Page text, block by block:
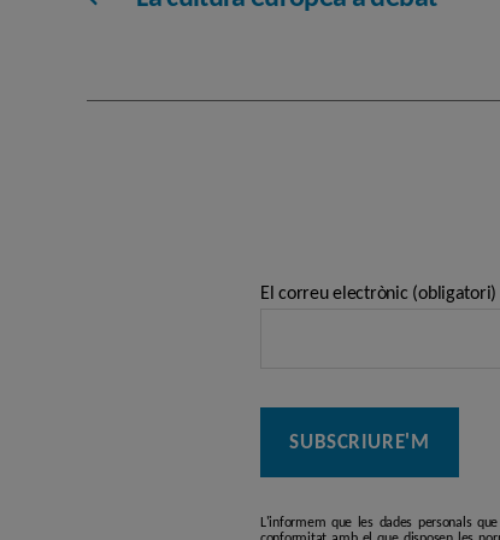
El correu electrònic (obligatori)
L'informem que les dades personals